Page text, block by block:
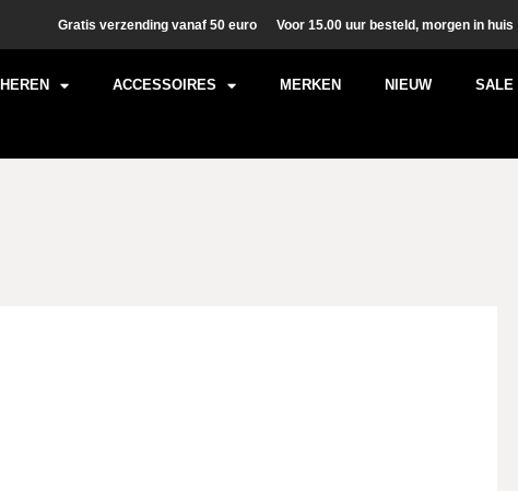
Gratis verzending vanaf 50 euro Voor 15.00 uur besteld, morgen in huis
HEREN ACCESSOIRES MERKEN NIEUW SALE